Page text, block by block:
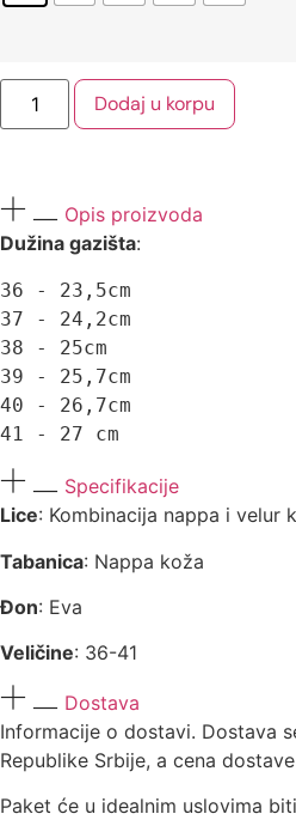
Dodaj u korpu
Opis proizvoda
Dužina gazišta:
36 - 23,5cm
37 - 24,2cm
38 - 25cm
39 - 25,7cm
40 - 26,7cm
41 - 27 cm
Specifikacije
Lice: Kombinacija nappa i velur
Tabanica: Nappa koža
Đon: Eva
Veličine: 36-41
Dostava
Informacije o dostavi. Dostava
Republike Srbije, a cena
Paket će u idealnim uslovima